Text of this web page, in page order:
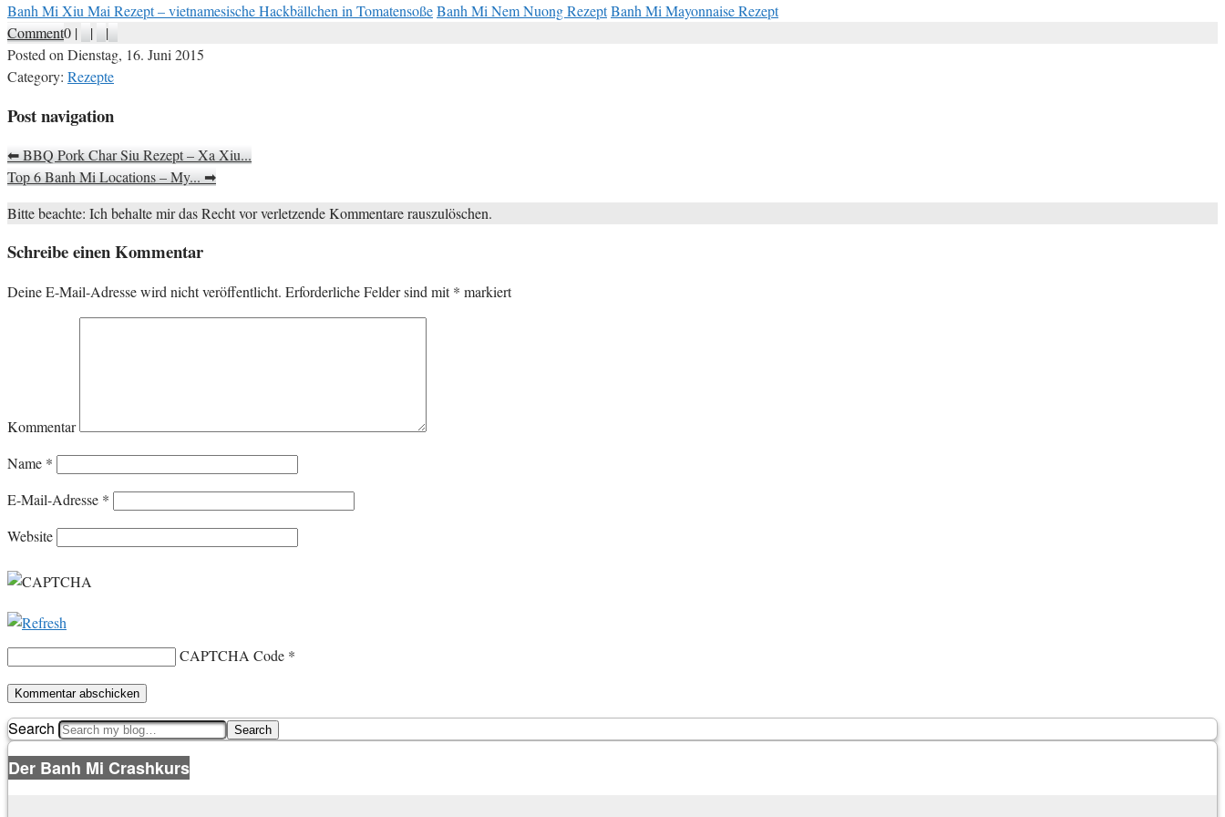
Banh Mi Xiu Mai Rezept – vietnamesische Hackbällchen in TomatensoßeBanh Mi Nem Nuong RezeptBanh Mi Mayonnaise Rezept
Comment0 | |
|
Posted on Dienstag, 16. Juni 2015
Category: Rezepte
Post navigation
⬅BBQ Pork Char Siu Rezept – Xa Xiu...
Top 6 Banh Mi Locations – My...➡
Bitte beachte: Ich behalte mir das Recht vor verletzende Kommentare rauszulöschen.
Schreibe einen Kommentar
Deine E-Mail-Adresse wird nicht veröffentlicht. Erforderliche Felder sind mit* markiert
Kommentar
Name *
E-Mail-Adresse *
Website
CAPTCHA Code *
Search
Der Banh Mi Crashkurs